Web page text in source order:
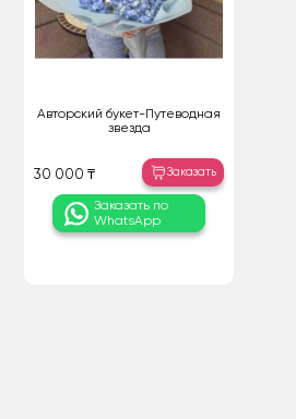
Авторский букет-Путеводная
звезда
30 000 ₸ Заказать
Заказать по
WhatsApp